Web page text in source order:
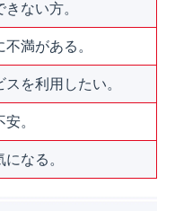
ない方。
満がある。
を利用したい。
。
なる。